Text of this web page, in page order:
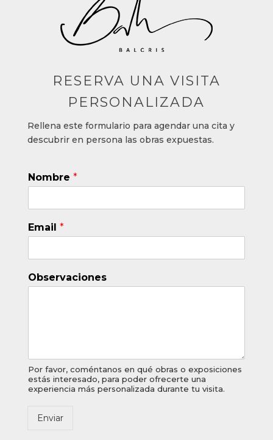
RESERVA UNA VISITA
PERSONALIZADA
Rellena este formulario para agendar una cita y
descubrir en persona las obras expuestas.
Nombre *
Email *
N
o
b
s
e
r
Observaciones
Por favor, coméntanos en qué obras o exposiciones
estás interesado, para poder ofrecerte una
experiencia más personalizada durante tu visita.
Enviar